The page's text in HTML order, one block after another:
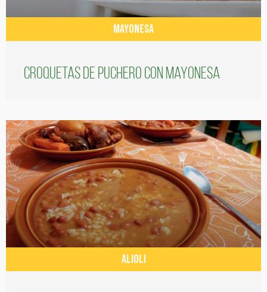
MAYONESA
Croquetas de puchero con Mayonesa
ALIOLI